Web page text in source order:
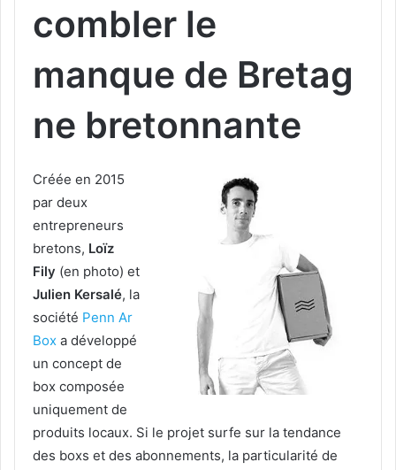
combler le
manque de Bretag
ne bretonnante
Créée en 2015
par deux
entrepreneurs
bretons, Loïz
Fily (en photo) et
Julien Kersalé, la
société Penn Ar
Box a développé
un concept de
box composée
uniquement de
produits locaux. Si le projet surfe sur la tendance
des boxs et des abonnements, la particularité de